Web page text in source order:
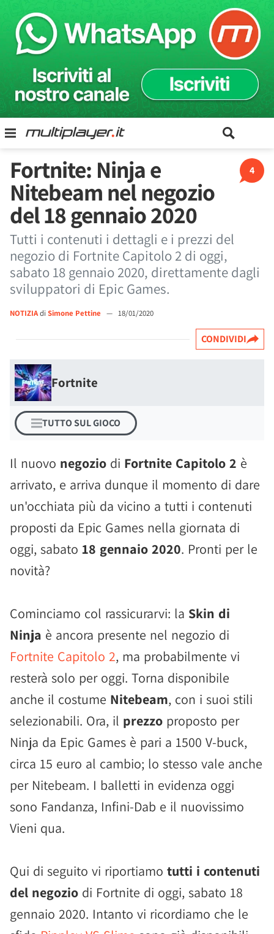
4
Fortnite: Ninja e
Nitebeam nel negozio
del 18 gennaio 2020
Tutti i contenuti i dettagli e i prezzi del
negozio di Fortnite Capitolo 2 di oggi,
sabato 18 gennaio 2020, direttamente dagli
sviluppatori di Epic Games.
NOTIZIAdi Simone Pettine — 18/01/2020
CONDIVIDI
Fortnite
TUTTO SUL GIOCO
Il nuovo negozio di Fortnite Capitolo 2 è
arrivato, e arriva dunque il momento di dare
un'occhiata più da vicino a tutti i contenuti
proposti da Epic Games nella giornata di
oggi, sabato 18 gennaio 2020. Pronti per le
novità?
Cominciamo col rassicurarvi: la Skin di
Ninja è ancora presente nel negozio di
Fortnite Capitolo 2, ma probabilmente vi
resterà solo per oggi. Torna disponibile
anche il costume Nitebeam, con i suoi stili
selezionabili. Ora, il prezzo proposto per
Ninja da Epic Games è pari a 1500 V-buck,
circa 15 euro al cambio; lo stesso vale anche
per Nitebeam. I balletti in evidenza oggi
sono Fandanza, Infini-Dab e il nuovissimo
Vieni qua.
Qui di seguito vi riportiamo tutti i contenuti
del negozio di Fortnite di oggi, sabato 18
gennaio 2020. Intanto vi ricordiamo che le